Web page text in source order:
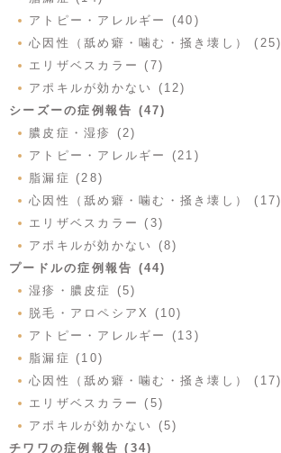
アトピー・アレルギー (40)
心因性（舐め癖・噛む・掻き壊し） (25)
エリザベスカラー (7)
アポキルが効かない (12)
シーズーの症例報告 (47)
膿皮症・湿疹 (2)
アトピー・アレルギー (21)
脂漏症 (28)
心因性（舐め癖・噛む・掻き壊し） (17)
エリザベスカラー (3)
アポキルが効かない (8)
プードルの症例報告 (44)
湿疹・膿皮症 (5)
脱毛・アロペシアX (10)
アトピー・アレルギー (13)
脂漏症 (10)
心因性（舐め癖・噛む・掻き壊し） (17)
エリザベスカラー (5)
アポキルが効かない (5)
チワワの症例報告 (34)